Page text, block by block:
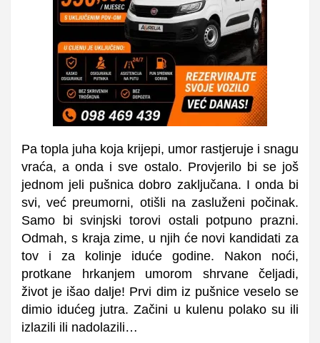
Pa topla juha koja krijepi, umor rastjeruje i snagu
vraća, a onda i sve ostalo. Provjerilo bi se još
jednom jeli pušnica dobro zaključana. I onda bi
svi, već preumorni, otišli na zasluženi počinak.
Samo bi svinjski torovi ostali potpuno prazni.
Odmah, s kraja zime, u njih će novi kandidati za
tov i za kolinje iduće godine. Nakon noći,
protkane hrkanjem umorom shrvane čeljadi,
život je išao dalje! Prvi dim iz pušnice veselo se
dimio idućeg jutra. Začini u kulenu polako su ili
izlazili ili nadolazili…